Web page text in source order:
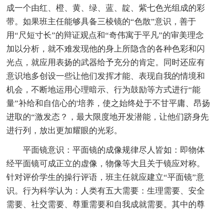
成一个由红、橙、黄、绿、蓝、靛、紫七色光组成的彩
带。如果班主任能够具备三棱镜的“色散”意识，善于
用“尺短寸长”的辩证观点和“奇伟寓于平凡”的审美理念
加以分析，就不难发现他的身上所隐含的各种色彩和闪
光点，就应用表扬的武器给予充分的肯定。同时还应有
意识地多创设一些让他们发挥才能、表现自我的情境和
机会，不断地运用心理暗示、行为鼓励等方式进行“能
量”补给和自信心的'培养，使之始终处于不甘平庸、昂扬
进取的“激发态？，最大限度地开发潜能，让他们跻身先
进行列，放出更加耀眼的光彩。
平面镜意识：平面镜的成像规律尽人皆如：即物体
经平面镜可成正立的虚像，物像等大且关于镜应对称。
针对评价学生的操行评语，班主任就应建立“平面镜”意
识。行为科学认为：人类有五大需要：生理需要、安全
需要、社交需要、尊重需要和自我成就需要。其中的尊